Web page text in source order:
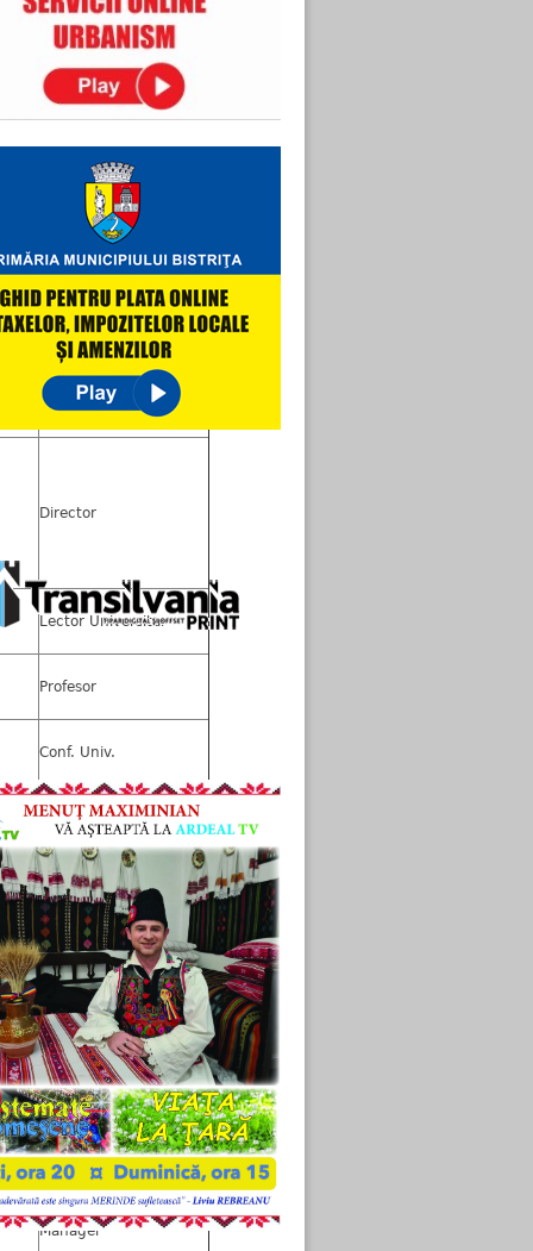
Ocupaţia *******)
Senator
Director
Lector Universitar
Profesor
Conf. Univ.
Profesor
Director General
Conf. Univ. Dr.
Administrator
Avocat
Manager